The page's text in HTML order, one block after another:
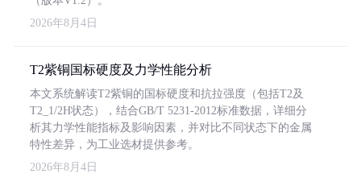
2026年8月4日
T2紫铜国标硬度及力学性能分析
本文系统解读T2紫铜的国标硬度和抗拉强度（包括T2及
T2_1/2H状态），结合GB/T 5231-2012标准数据，详细分
析其力学性能指标及影响因素，并对比不同状态下的金属
特性差异，为工业选材提供参考。
2026年8月4日